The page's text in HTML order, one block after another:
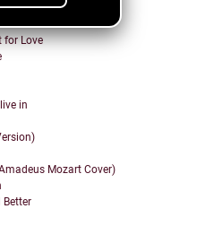
for Love
in
Mozart Cover)
Better